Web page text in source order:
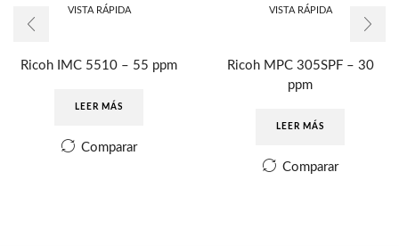
VISTA RÁPIDA
Ricoh IMC 5510 – 55 ppm
LEER MÁS
Comparar
VISTA RÁPIDA
Ricoh MPC 305SPF – 30
ppm
LEER MÁS
Comparar